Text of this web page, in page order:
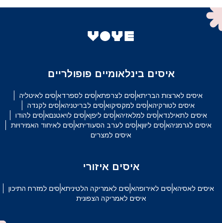
איסים בינלאומיים פופולריים
איסים לארצות הבריתאיסים לצרפתאיסים לספרדאיסים לאיטליה
איסים לטורקיהאיסים למקסיקואיסים לבריטניהאיסים לקנדה
איסים לתאילנדאיסים למלאזיהאיסים ליפןאיסים לויאטנםאיסים להודו
איסים לגרמניהאיסים ליווןאיסים לערב הסעודיתאיסים לאיחוד האמירויות
איסים למצרים
איסים איזורי
איסים לאסיהאיסים לאירופהאיסים לאמריקה הלטיניתאיסים למזרח התיכון
איסים לאמריקה הצפונית